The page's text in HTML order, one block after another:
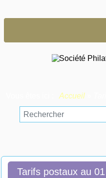
Accueil
Tarifs postaux au